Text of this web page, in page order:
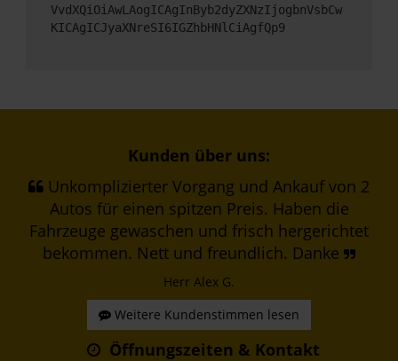
VvdXQiOiAwLAogICAgInByb2dyZXNzIjogbnVsbCw
KICAgICJyaXNreSI6IGZhbHNlCiAgfQp9
Kunden über uns:
Unkomplizierter Vorgang und Ankauf von 2
Autos für einen spitzen Preis. Haben die
Fahrzeuge gewaschen und frisch hergerichtet
bekommen. Nett und freundlich. Danke
Herr Alex G.
Weitere Kundenstimmen lesen
Öffnungszeiten & Kontakt